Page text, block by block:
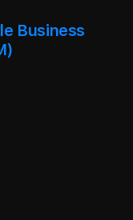
Business